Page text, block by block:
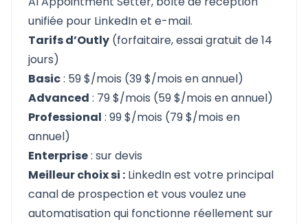
unifiée pour LinkedIn et e-mail.
Tarifs d’Outly (forfaitaire, essai gratuit de 14
jours)
Basic: 59 $/mois (39 $/mois en annuel)
Advanced : 79 $/mois (59 $/mois en annuel)
Professional : 99 $/mois (79 $/mois en
annuel)
Enterprise: sur devis
Meilleur choix si : LinkedIn est votre principal
canal de prospection et vous voulez une
automatisation qui fonctionne réellement sur